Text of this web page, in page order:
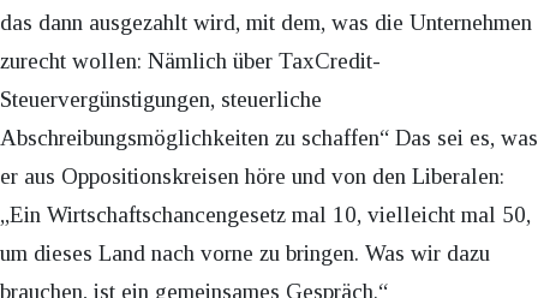
das dann ausgezahlt wird, mit dem, was die Unternehmen
zurecht wollen: Nämlich über TaxCredit-
Steuervergünstigungen, steuerliche
Abschreibungsmöglichkeiten zu schaffen“ Das sei es, was
er aus Oppositionskreisen höre und von den Liberalen:
„Ein Wirtschaftschancengesetz mal 10, vielleicht mal 50,
um dieses Land nach vorne zu bringen. Was wir dazu
brauchen, ist ein gemeinsames Gespräch.“